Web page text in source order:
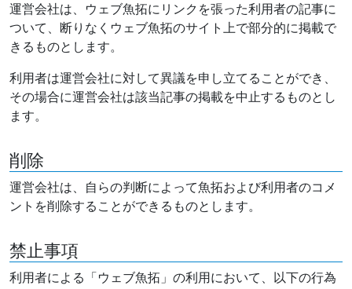
運営会社は、ウェブ魚拓にリンクを張った利用者の記事に
ついて、断りなくウェブ魚拓のサイト上で部分的に掲載で
きるものとします。
利用者は運営会社に対して異議を申し立てることができ、
その場合に運営会社は該当記事の掲載を中止するものとし
ます。
削除
運営会社は、自らの判断によって魚拓および利用者のコメ
ントを削除することができるものとします。
禁止事項
利用者による「ウェブ魚拓」の利用において、以下の行為